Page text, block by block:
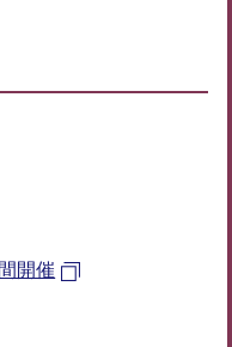
開催